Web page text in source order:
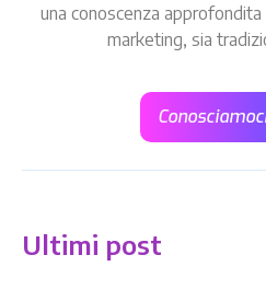
una conoscenza
marketing, sia
Ultimi post